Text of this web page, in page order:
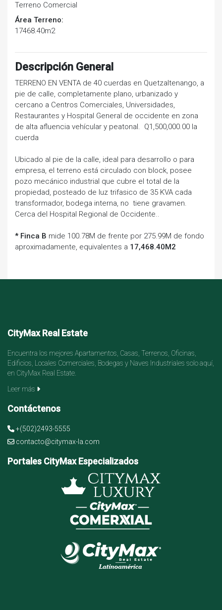
Terreno Comercial
Área Terreno:
17468.40m2
Descripción General
TERRENO EN VENTA de 40 cuerdas en Quetzaltenango, a
pie de calle, completamente plano, urbanizado y
cercano a Centros Comerciales, Universidades,
Restaurantes y Hospital General de occidente en zona
de alta afluencia vehícular y peatonal. Q1,500,000.00 la
cuerda
Ubicado al pie de la calle, ideal para desarrollo o para
empresa, el terreno está circulado con block, posee
pozo mecánico industrial que cubre el total de la
propiedad, posteado de luz trifasico de 35 KVA cada
transformador, bodega interna, no tiene gravamen.
Cerca del Hospital Regional de Occidente..
* Finca B mide 100.78M de frente por 275.99M de fondo
aproximadamente, equivalentes a 17,468.40M2
CityMax Real Estate
Encuentra los mejores Apartamentos, Casas, Terrenos, Oficinas,
Edificios, Locales Comerciales, Bodegas y Naves Industriales solo aquí,
en CityMax Real Estate.
Leer más
Contáctenos
+(502)2493-5555
contacto@citymax-la.com
Portales CityMax Especializados